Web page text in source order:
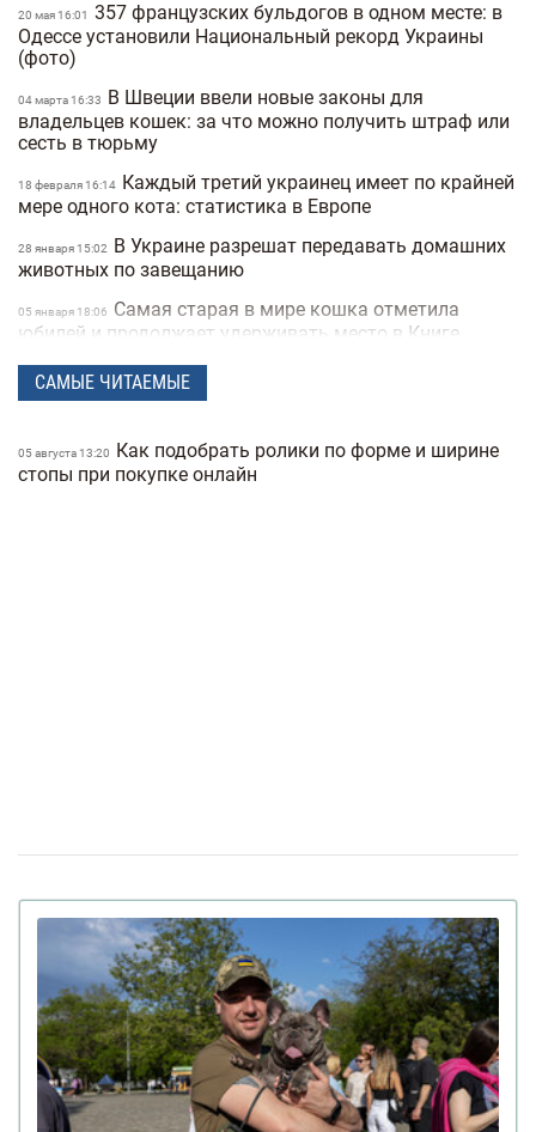
20 мая 16:01
357 французских бульдогов в одном месте: в
Одессе установили Национальный рекорд Украины
(фото)
04 марта 16:33
В Швеции ввели новые законы для
владельцев кошек: за что можно получить штраф или
сесть в тюрьму
18 февраля 16:14 Каждый третий украинец имеет по крайней
мере одного кота: статистика в Европе
28 января 15:02
В Украине разрешат передавать домашних
животных по завещанию
05 января 18:06
Самая старая в мире кошка отметила
юбилей и продолжает удерживать место в Книге
7 признаков того, что ваша собака вас
проявлением любви
20 октября 16:13
Пиво и вино для собак начали продавать в
Полиция и зоозащитники изъяли собаку
30 апреля 16:21
Какие комнатные растения опасны для
кошек: симптомы отравления
26 февраля 15:53 Ученые рассказали, как волки
превратились в домашних собак
24 февраля 14:52 Почему с кошкой нельзя играть лазерной
указкой: объяснение зоопсихолога
08 января 15:40
Кота за 5 тысяч долларов продают в Киеве:
САМЫЕ ЧИТАЕМЫЕ
05 августа 13:20
Как подобрать ролики по форме и ширине
стопы при покупке онлайн